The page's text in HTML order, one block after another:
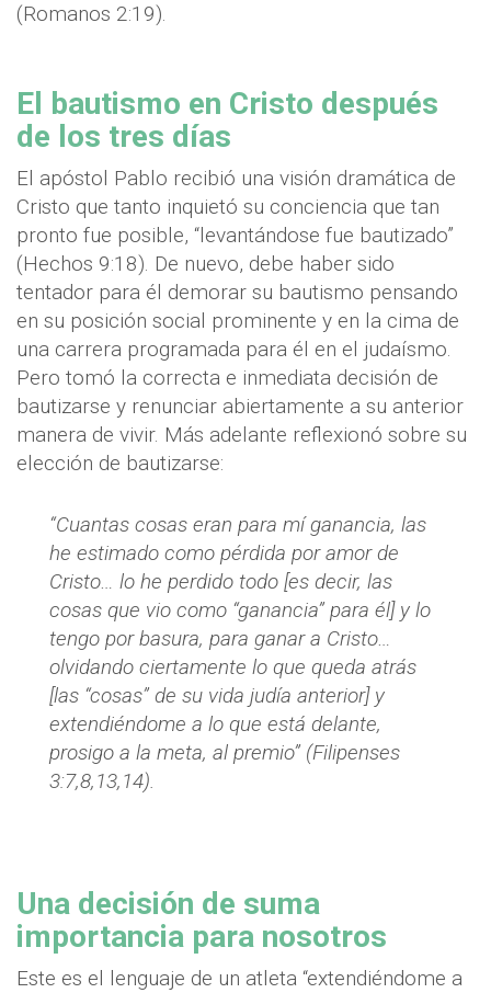
(Romanos 2:19).
El bautismo en Cristo después
de los tres días
El apóstol Pablo recibió una visión dramática de
Cristo que tanto inquietó su conciencia que tan
pronto fue posible, “levantándose fue bautizado”
(Hechos 9:18). De nuevo, debe haber sido
tentador para él demorar su bautismo pensando
en su posición social prominente y en la cima de
una carrera programada para él en el judaísmo.
Pero tomó la correcta e inmediata decisión de
bautizarse y renunciar abiertamente a su anterior
manera de vivir. Más adelante reflexionó sobre su
elección de bautizarse:
“Cuantas cosas eran para mí ganancia, las
he estimado como pérdida por amor de
Cristo… lo he perdido todo [es decir, las
cosas que vio como “ganancia” para él] y lo
tengo por basura, para ganar a Cristo…
olvidando ciertamente lo que queda atrás
[las “cosas” de su vida judía anterior] y
extendiéndome a lo que está delante,
prosigo a la meta, al premio” (Filipenses
3:7,8,13,14).
Una decisión de suma
importancia para nosotros
Este es el lenguaje de un atleta “extendiéndome a